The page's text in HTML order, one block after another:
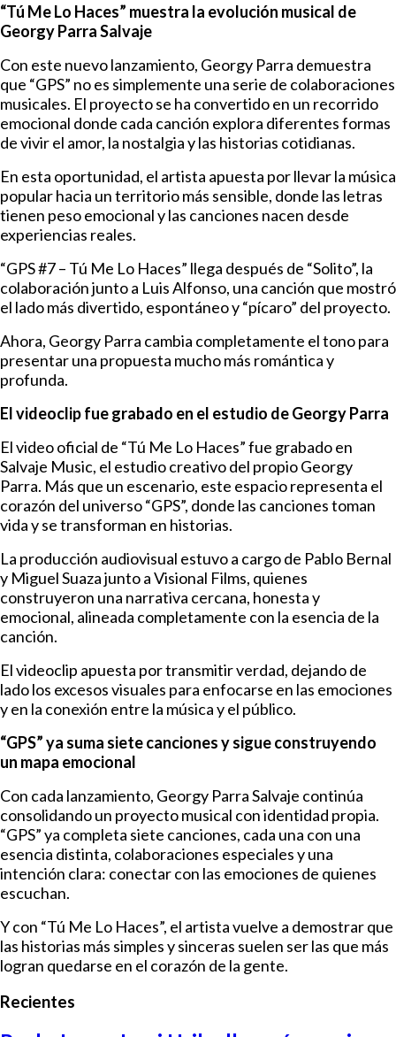
“Tú Me Lo Haces” muestra la evolución musical de
Georgy Parra Salvaje
Con este nuevo lanzamiento, Georgy Parra demuestra
que “GPS” no es simplemente una serie de colaboraciones
musicales. El proyecto se ha convertido en un recorrido
emocional donde cada canción explora diferentes formas
de vivir el amor, la nostalgia y las historias cotidianas.
En esta oportunidad, el artista apuesta por llevar la música
popular hacia un territorio más sensible, donde las letras
tienen peso emocional y las canciones nacen desde
experiencias reales.
“GPS #7 – Tú Me Lo Haces” llega después de “Solito”, la
colaboración junto a Luis Alfonso, una canción que mostró
el lado más divertido, espontáneo y “pícaro” del proyecto.
Ahora, Georgy Parra cambia completamente el tono para
presentar una propuesta mucho más romántica y
profunda.
El videoclip fue grabado en el estudio de Georgy Parra
El video oficial de “Tú Me Lo Haces” fue grabado en
Salvaje Music, el estudio creativo del propio Georgy
Parra. Más que un escenario, este espacio representa el
corazón del universo “GPS”, donde las canciones toman
vida y se transforman en historias.
La producción audiovisual estuvo a cargo de Pablo Bernal
y Miguel Suaza junto a Visional Films, quienes
construyeron una narrativa cercana, honesta y
emocional, alineada completamente con la esencia de la
canción.
El videoclip apuesta por transmitir verdad, dejando de
lado los excesos visuales para enfocarse en las emociones
y en la conexión entre la música y el público.
“GPS” ya suma siete canciones y sigue construyendo
un mapa emocional
Con cada lanzamiento, Georgy Parra Salvaje continúa
consolidando un proyecto musical con identidad propia.
“GPS” ya completa siete canciones, cada una con una
esencia distinta, colaboraciones especiales y una
intención clara: conectar con las emociones de quienes
escuchan.
Y con “Tú Me Lo Haces”, el artista vuelve a demostrar que
las historias más simples y sinceras suelen ser las que más
logran quedarse en el corazón de la gente.
Recientes